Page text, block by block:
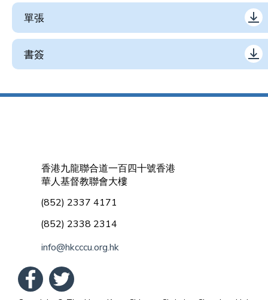
單張
書簽
香港九龍聯合道一百四十號香港
華人基督教聯會大樓
(852) 2337 4171
(852) 2338 2314
info@hkcccu.org.hk